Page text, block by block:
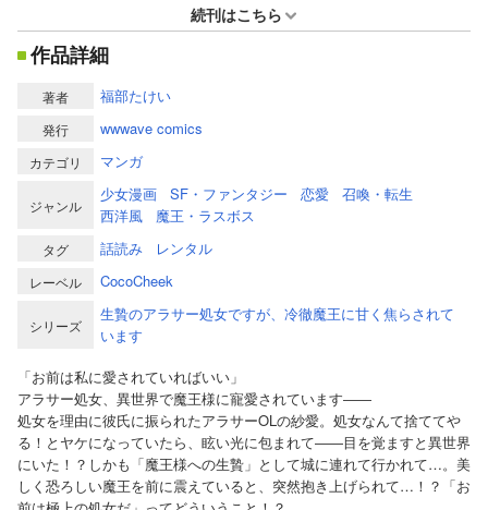
続刊はこちら
作品詳細
著者 福部たけい
発行 wwwave comics
カテゴリ マンガ
ジャンル
少女漫画 SF・ファンタジー 恋愛
召喚・転生
西洋風
魔王・ラスボス
タグ 話読み レンタル
レーベル CocoCheek
シリーズ
生贄のアラサー処女ですが、冷徹魔王に甘く焦らされて
います
「お前は私に愛されていればいい」
アラサー処女、異世界で魔王様に寵愛されています――
処女を理由に彼氏に振られたアラサーOLの紗愛。処女なんて捨ててや
る！とヤケになっていたら、眩い光に包まれて――目を覚ますと異世界
にいた！？しかも「魔王様への生贄」として城に連れて行かれて…。美
しく恐ろしい魔王を前に震えていると、突然抱き上げられて…！？「お